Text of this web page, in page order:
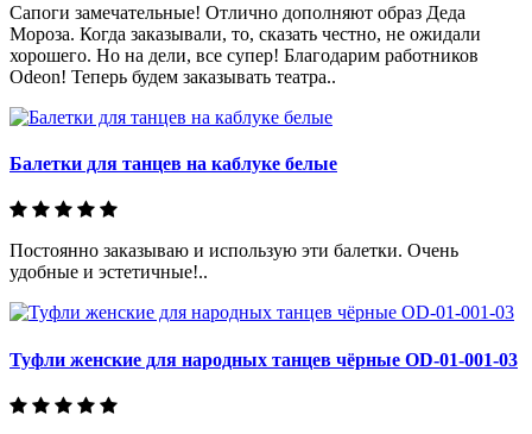
Сапоги замечательные! Отлично дополняют образ Деда
Мороза. Когда заказывали, то, сказать честно, не ожидали
хорошего. Но на дели, все супер! Благодарим работников
Odeon! Теперь будем заказывать театра..
Балетки для танцев на каблуке белые
Постоянно заказываю и использую эти балетки. Очень
удобные и эстетичные!..
Туфли женские для народных танцев чёрные OD-01-001-03